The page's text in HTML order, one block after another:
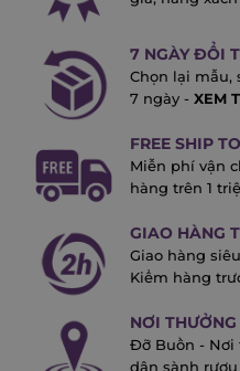
7 NGÀY ĐỔI
Chọn lại mẫu,
7 ngày - XEM
FREE SHIP
Miễn phí vận
hàng trên 1
GIAO HÀNG
Giao hàng
Kiểm hàng
NƠI
Đỡ Buồn - Nơi
dân sành rượu